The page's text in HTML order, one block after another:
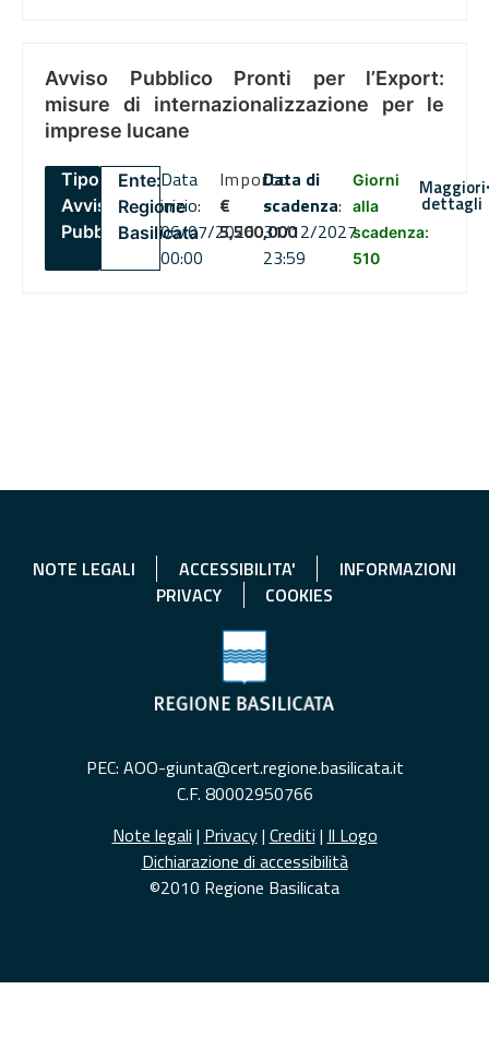
Avviso Pubblico Pronti per l’Export:
misure di internazionalizzazione per le
imprese lucane
Tipo:
Avviso
Pubblico
Ente:
Regione
Basilicata
Data
inizio:
06/07/2026
00:00
Importo
€
5,500,000
Data di
scadenza:
31/12/2027
23:59
Giorni
alla
scadenza:
510
Maggiori
dettagli
NOTE LEGALI ACCESSIBILITA'
INFORMAZIONI
PRIVACY
COOKIES
PEC: AOO-giunta@cert.regione.basilicata.it
C.F. 80002950766
Note legali | Privacy| Crediti | Il Logo
Dichiarazione di accessibilità
©2010 Regione Basilicata